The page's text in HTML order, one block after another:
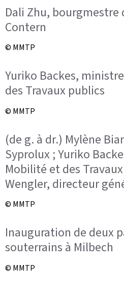
Dali Zhu, bourgmestre
Contern
© MMTP
Yuriko Backes,
des Travaux publics
© MMTP
(de g. à dr.) Mylène
Syprolux ; Yuriko
Mobilité et des
Wengler, directeur
© MMTP
Inauguration de deux
souterrains à Milbech
© MMTP